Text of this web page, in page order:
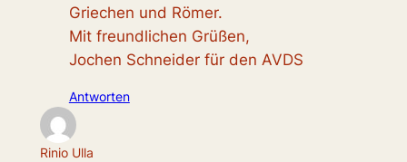
Griechen und Römer.
Mit freundlichen Grüßen,
Jochen Schneider für den AVDS
Antworten
Rinio Ulla